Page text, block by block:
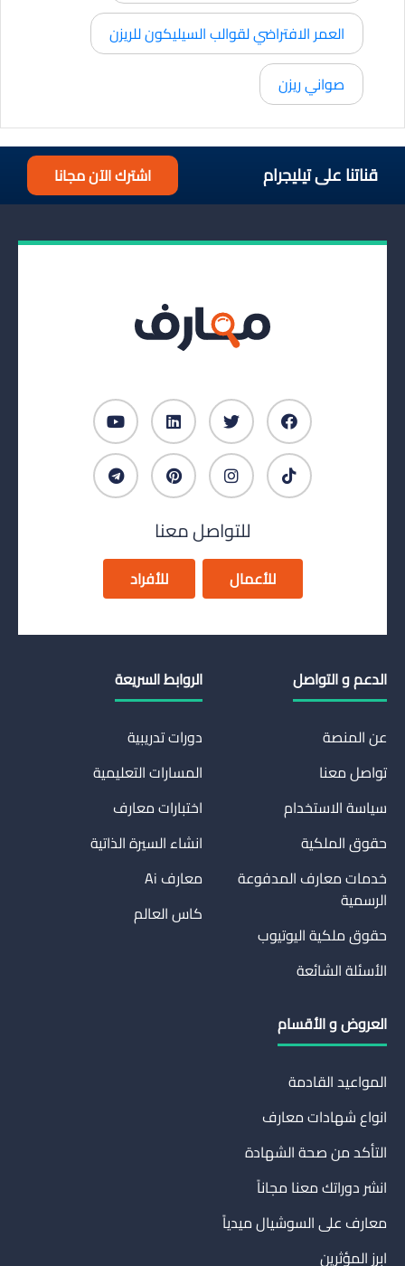
العمر الافتراضي لقوالب السيليكون للريزن
صواني ريزن
قناتنا على تيليجرام اشترك الآن مجانا
للتواصل معنا
للأعمال للأفراد
الدعم و التواصل
عن المنصة
تواصل معنا
سياسة الاستخدام
حقوق الملكية
خدمات معارف المدفوعة
الرسمية
حقوق ملكية اليوتيوب
الأسئلة الشائعة
الروابط السريعة
دورات تدريبية
المسارات التعليمية
اختبارات معارف
انشاء السيرة الذاتية
معارف Ai
كاس العالم
العروض و الأقسام
المواعيد القادمة
انواع شهادات معارف
التأكد من صحة الشهادة
انشر دوراتك معنا مجاناً
معارف على السوشيال ميدياً
ابرز المؤثرين